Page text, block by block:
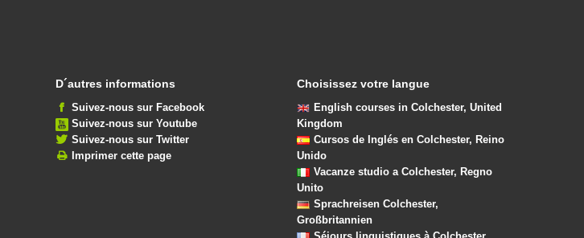
D´autres informations
Suivez-nous sur Facebook
Suivez-nous sur Youtube
Suivez-nous sur Twitter
Imprimer cette page
Choisissez votre langue
English courses in Colchester, United
Kingdom
Cursos de Inglés en Colchester, Reino
Unido
Vacanze studio a Colchester, Regno
Unito
Sprachreisen Colchester,
Großbritannien